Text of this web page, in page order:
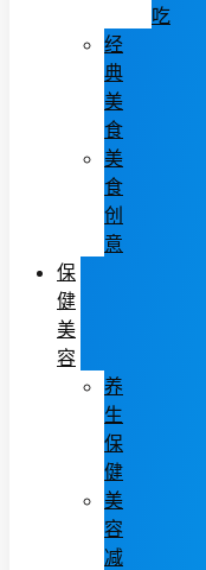
吃
经
典
美
食
美
食
创
意
保
健
美
容
养
生
保
健
美
容
减